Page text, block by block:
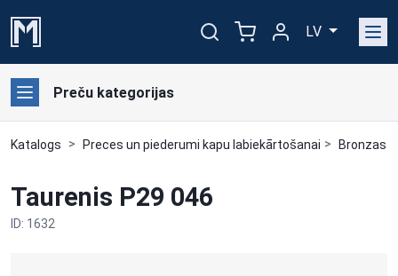
LV
Preču kategorijas
Katalogs Preces un piederumi kapu labiekārtošanai Bronzas
Taurenis P29 046
ID: 1632